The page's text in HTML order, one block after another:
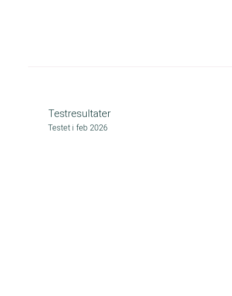
Testresultater
Testet i feb 2026